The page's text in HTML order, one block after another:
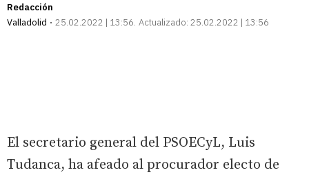
Redacción
Valladolid
25.02.2022 | 13:56 Actualizado: 25.02.2022 | 13:56
El secretario general del PSOECyL, Luis
Tudanca, ha afeado al procurador electo de